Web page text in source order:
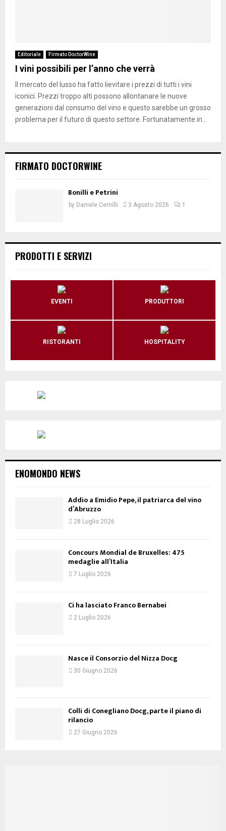
Editoriale Firmato DoctorWine
I vini possibili per l’anno che verrà
Il mercato del lusso ha fatto lievitare i prezzi di tutti i vini
iconici. Prezzi troppo alti possono allontanare le nuove
generazioni dal consumo del vino e questo sarebbe un grosso
problema per il futuro di questo settore. Fortunatamente in...
FIRMATO DOCTORWINE
Bonilli e Petrini
by Daniele Cernilli 3 Agosto 2026 1
PRODOTTI E SERVIZI
EVENTI PRODUTTORI
RISTORANTI HOSPITALITY
ENOMONDO NEWS
Addio a Emidio Pepe, il patriarca del vino
d’Abruzzo
28 Luglio 2026
Concours Mondial de Bruxelles: 475
medaglie all’Italia
7 Luglio 2026
Ci ha lasciato Franco Bernabei
2 Luglio 2026
Nasce il Consorzio del Nizza Docg
30 Giugno 2026
Colli di Conegliano Docg, parte il piano di
rilancio
27 Giugno 2026